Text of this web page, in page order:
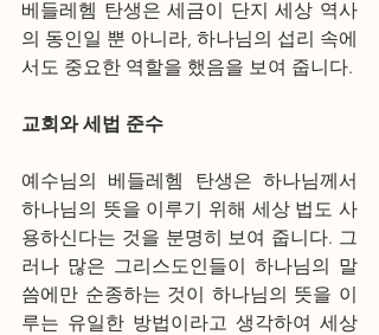
베들레헴 탄생은 세금이 단지 세상 역사
의 동인일 뿐 아니라, 하나님의 섭리 속에
서도 중요한 역할을 했음을 보여 줍니다.
교회와 세법 준수
예수님의 베들레헴 탄생은 하나님께서
하나님의 뜻을 이루기 위해 세상 법도 사
용하신다는 것을 분명히 보여 줍니다. 그
러나 많은 그리스도인들이 하나님의 말
씀에만 순종하는 것이 하나님의 뜻을 이
루는 유일한 방법이라고 생각하여 세상